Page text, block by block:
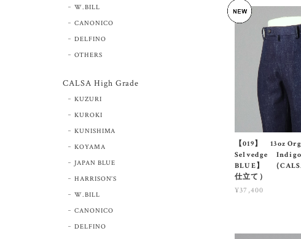
【019】 13oz
Selvedge
BLUE】 （
仕立て）
¥37,400
W.BILL
CANONICO
DELFINO
OTHERS
CALSA High Grade
KUZURI
KUROKI
KUNISHIMA
KOYAMA
JAPAN BLUE
HARRISON’S
W.BILL
CANONICO
DELFINO